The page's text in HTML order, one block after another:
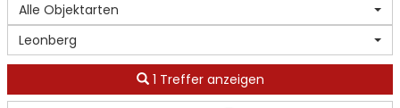
Alle Objektarten
Leonberg
1 Treffer anzeigen